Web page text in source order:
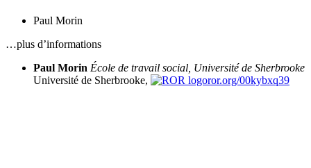
Paul Morin
…plus d’informations
Paul Morin École de travail social, Université de Sherbrooke
Université de Sherbrooke,
ror.org/00kybxq39